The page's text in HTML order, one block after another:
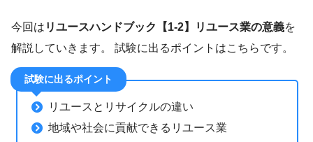
今回は リユースハンドブック【1-2】リユース業の意義を
解説していきます。 試験に出るポイントはこちらです。
試験に出るポイント
リユースとリサイクルの違い
地域や社会に貢献できるリユース業